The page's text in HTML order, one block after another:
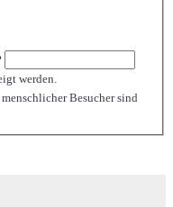
werden.
Besucher sind